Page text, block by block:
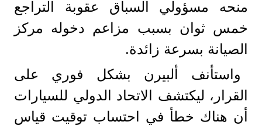
منحه مسؤولي السباق عقوبة التراجع
خمس ثوان بسبب مزاعم دخوله مركز
الصيانة بسرعة زائدة.
واستأنف ألبيرن بشكل فوري على
القرار، ليكتشف الاتحاد الدولي للسيارات
أن هناك خطأ في احتساب توقيت قياس